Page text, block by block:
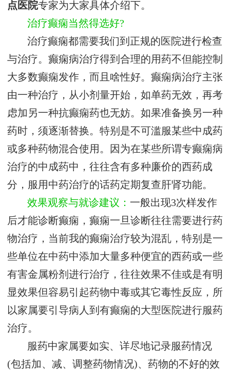
点医院专家为大家具体介绍下。
治疗癫痫当然得选好?
治疗癫痫都需要我们到正规的医院进行检查
与治疗。癫痫病治疗得到合理的用药不但能控制
大多数癫痫发作，而且啥性好。癫痫病治疗主张
由一种治疗，从小剂量开始，如单药无效，再考
虑加另一种抗癫痫药也无妨。如果准备换另一种
药时，须逐渐替换。特别是不可滥服某些中成药
或多种药物混合使用。因为在某些所谓专癫痫病
治疗的中成药中，往往含有多种廉价的西药成
分，服用中药治疗的话药定期复查肝肾功能。
效果观察与就诊建议： 一般出现3次样发作
后才能诊断癫痫，癫痫一旦诊断往往需要进行药
物治疗，当前我的癫痫治疗较为混乱，特别是一
些单位在中药中添加大量多种便宜的西药或一些
有害金属粉剂进行治疗，往往效果不佳或是有明
显效果但容易引起药物中毒或其它毒性反应，所
以家属要引导病人到有癫痫的大型医院进行服药
治疗。
服药中家属要如实、详尽地记录服药情况
(包括加、减、调整药物情况)、药物的不好的效